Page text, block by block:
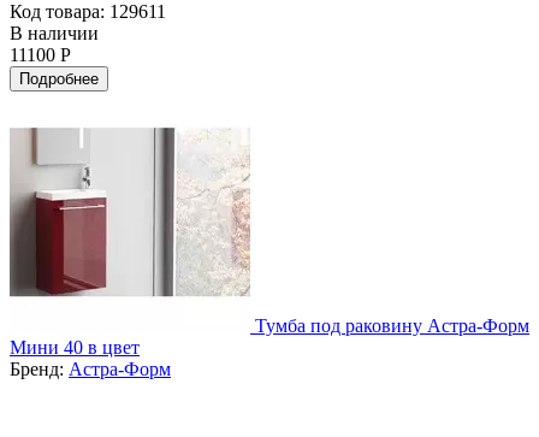
Код товара: 129611
В наличии
11100 Р
Подробнее
Тумба под раковину Астра-Форм
Мини 40 в цвет
Бренд: Астра-Форм